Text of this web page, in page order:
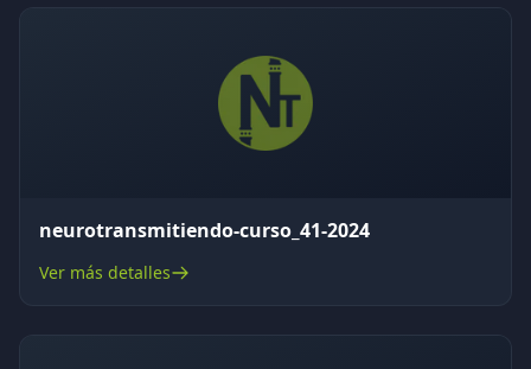
neurotransmitiendo-curso_41-2024
Ver más detalles